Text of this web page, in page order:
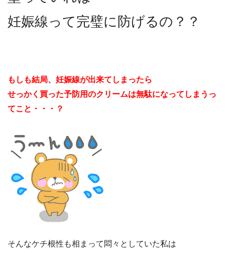
妊娠線って完璧に防げるの？？
もしも結局、妊娠線が出来てしまったら
せっかく買った予防用のクリームは無駄になってしまうっ
てこと・・・？
そんなケチ根性も相まって悶々としていた私は